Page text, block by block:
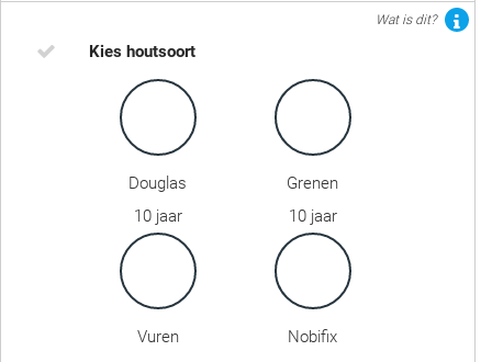
Wat is dit?
Kies houtsoort
Douglas
10 jaar
Grenen
10 jaar
Vuren
Nobifix